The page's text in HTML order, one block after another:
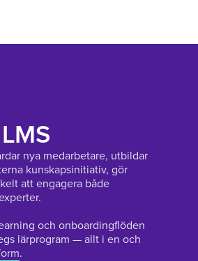
nya medarbetare, utbildar
kunskapsinitiativ, gör
att engagera både
och onboardingflöden
lärprogram — allt i en och